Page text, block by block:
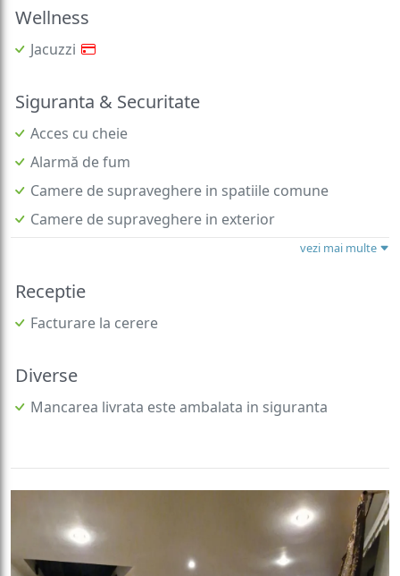
Wellness
Jacuzzi
Siguranta & Securitate
Acces cu cheie
Alarmă de fum
Camere de supraveghere in spatiile comune
Camere de supraveghere in exterior
vezi mai multe
Receptie
Facturare la cerere
Diverse
Mancarea livrata este ambalata in siguranta